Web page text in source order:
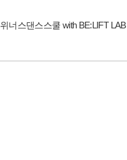
위너스댄스스쿨 with BE:LIFT LAB